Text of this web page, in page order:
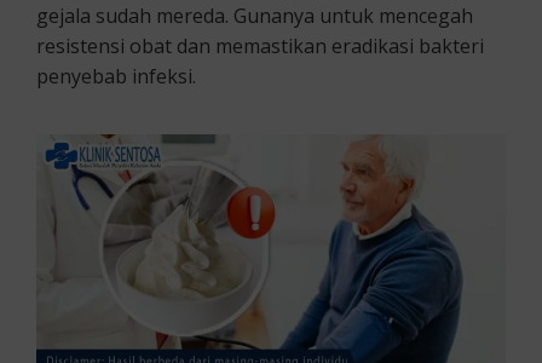
gejala sudah mereda. Gunanya untuk mencegah
resistensi obat dan memastikan eradikasi bakteri
penyebab infeksi.